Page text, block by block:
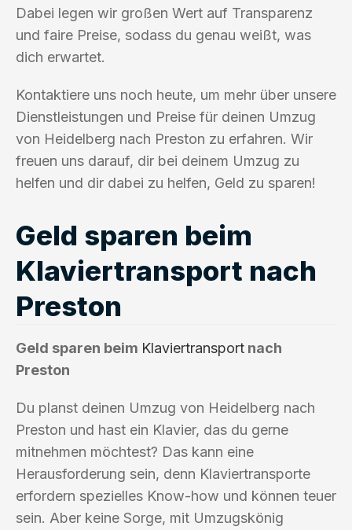
Dabei legen wir großen Wert auf Transparenz
und faire Preise, sodass du genau weißt, was
dich erwartet.
Kontaktiere uns noch heute, um mehr über unsere
Dienstleistungen und Preise für deinen Umzug
von Heidelberg nach Preston zu erfahren. Wir
freuen uns darauf, dir bei deinem Umzug zu
helfen und dir dabei zu helfen, Geld zu sparen!
Geld sparen beim
Klaviertransport nach
Preston
Geld sparen beim Klaviertransport nach
Preston
Du planst deinen Umzug von Heidelberg nach
Preston und hast ein Klavier, das du gerne
mitnehmen möchtest? Das kann eine
Herausforderung sein, denn Klaviertransporte
erfordern spezielles Know-how und können teuer
sein. Aber keine Sorge, mit Umzugskönig